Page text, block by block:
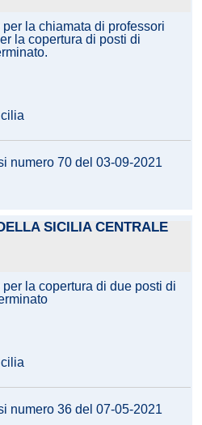
la chiamata di professori
la copertura di posti di
numero 70 del 03-09-2021
SICILIA CENTRALE
la copertura di due posti di
numero 36 del 07-05-2021